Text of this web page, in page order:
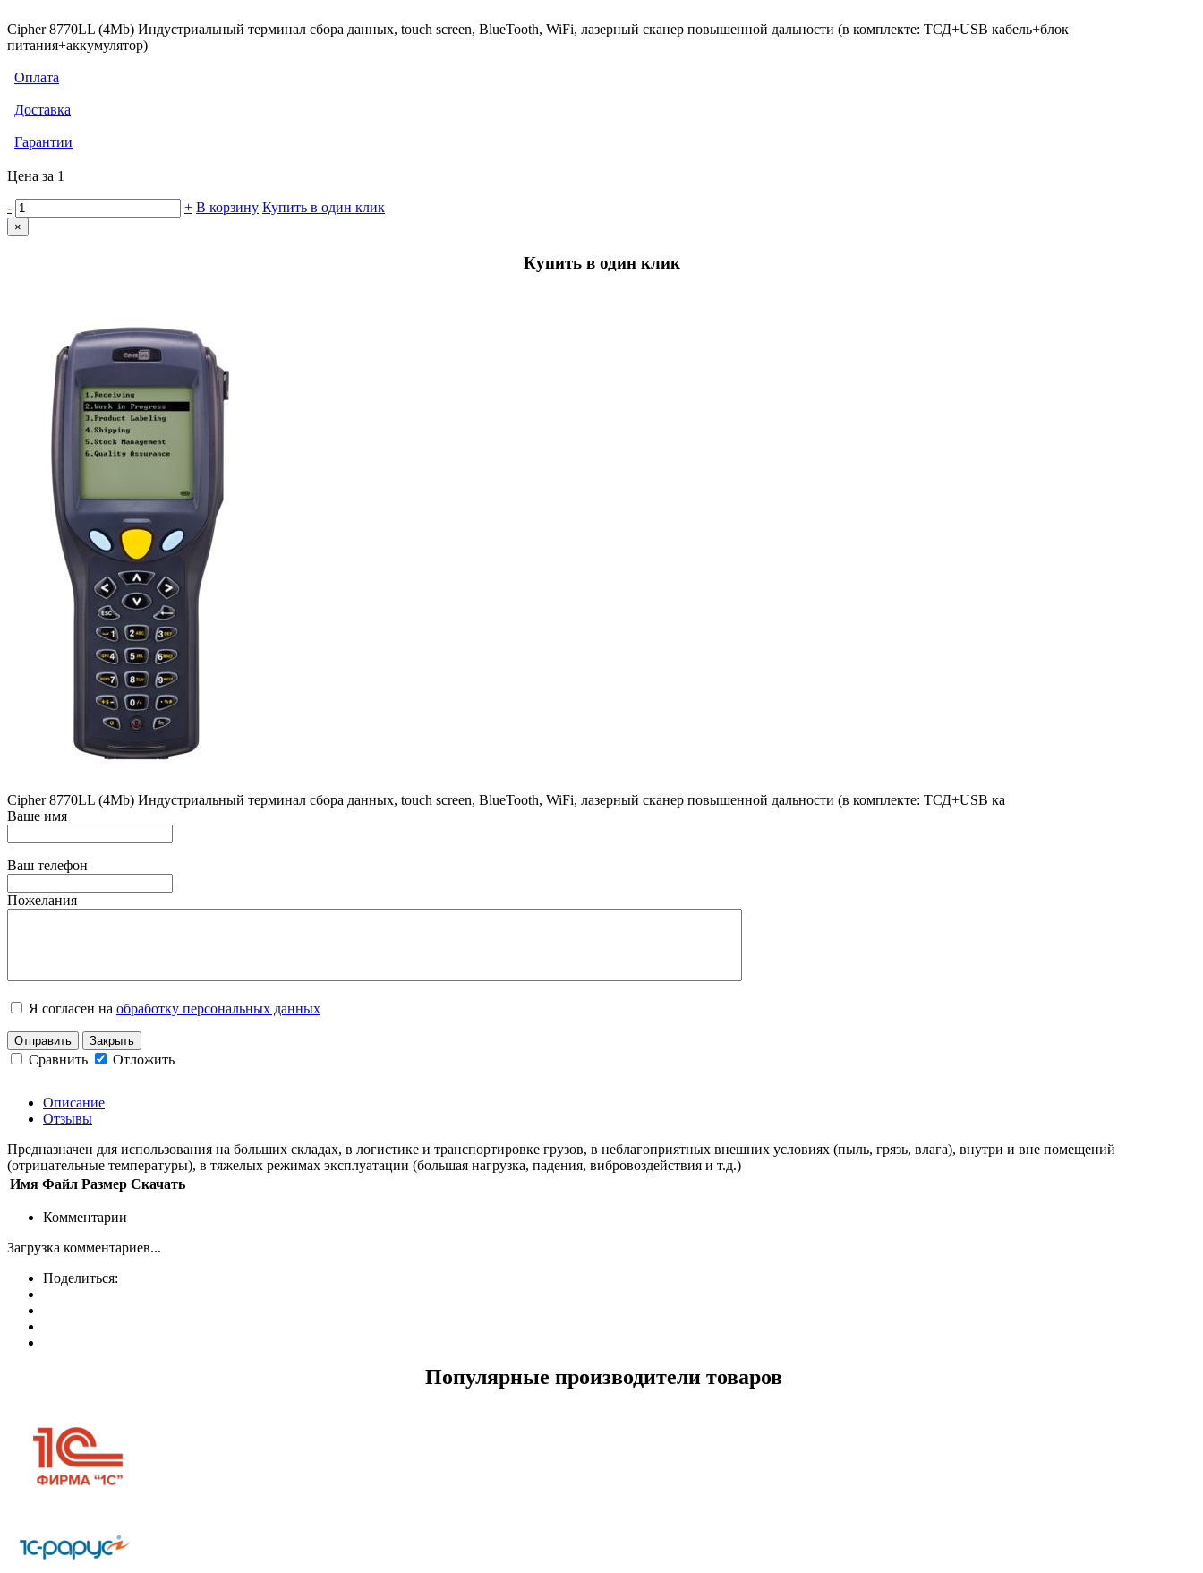
Cipher 8770LL (4Mb) Индустриальный терминал сбора данных, touch screen, BlueTooth, WiFi, лазерный сканер повышенной дальности (в комплекте: ТСД+USB кабель+блок
питания+аккумулятор)
Оплата
Доставка
Гарантии
Цена за 1
- + В корзину Купить в один клик
×
Купить в один клик
Cipher 8770LL (4Mb) Индустриальный терминал сбора данных, touch screen, BlueTooth, WiFi, лазерный сканер повышенной дальности (в комплекте: ТСД+USB ка
Ваше имя
Ваш телефон
Пожелания
Я согласен на обработку персональных данных
Отправить Закрыть
Сравнить Отложить
Описание
Отзывы
Предназначен для использования на больших складах, в логистике и транспортировке грузов, в неблагоприятных внешних условиях (пыль, грязь, влага), внутри и вне помещений
(отрицательные температуры), в тяжелых режимах эксплуатации (большая нагрузка, падения, вибровоздействия и т.д.)
Имя Файл Размер Скачать
Комментарии
Загрузка комментариев...
Поделиться:
Популярные производители товаров